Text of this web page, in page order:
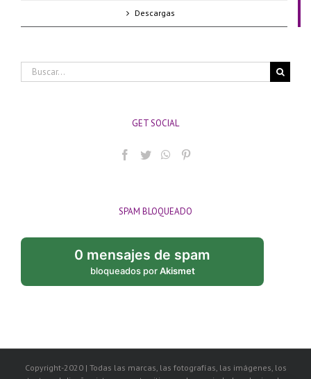
Descargas
Buscar:
GET SOCIAL
SPAM BLOQUEADO
0 mensajes de spam
bloqueados porAkismet
Copyright-2020 | Todas las marcas, las fotografías, las imágenes, los